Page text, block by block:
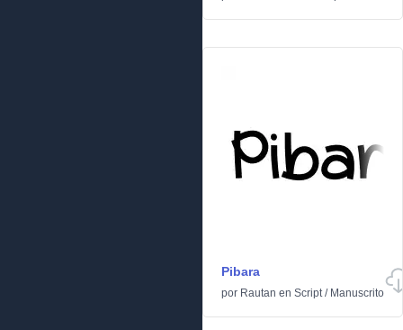
Pibara
por Rautan en Script/ Manuscrito